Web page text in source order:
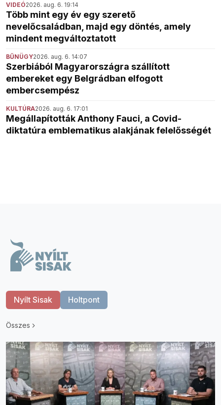
VIDEÓ2026. aug. 6. 19:14
Több mint egy év egy szerető
nevelőcsaládban, majd egy döntés, amely
mindent megváltoztatott
BŰNÜGY2026. aug. 6. 14:07
Szerbiából Magyarországra szállított
embereket egy Belgrádban elfogott
embercsempész
KULTÚRA2026. aug. 6. 17:01
Megállapították Anthony Fauci, a Covid-
diktatúra emblematikus alakjának felelősségét
Nyílt Sisak Holtpont
Összes